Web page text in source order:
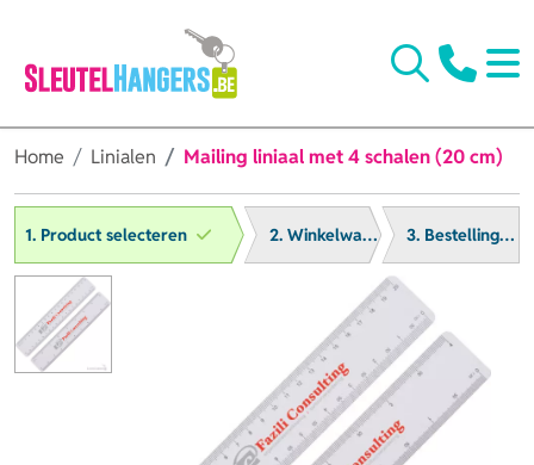
Home Linialen Mailing liniaal met 4 schalen (20 cm)
1. Product selecteren 2. Winkelwagen 3. Bestelling afronden